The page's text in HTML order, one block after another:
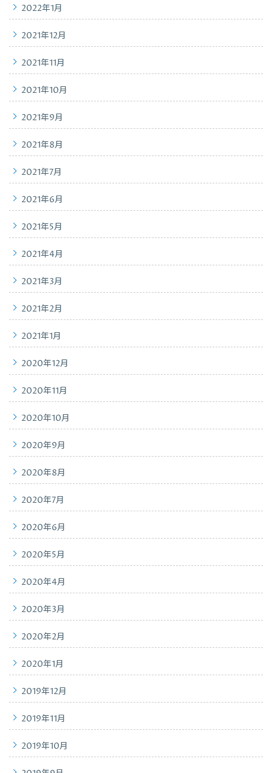
2022年1月
2021年12月
2021年11月
2021年10月
2021年9月
2021年8月
2021年7月
2021年6月
2021年5月
2021年4月
2021年3月
2021年2月
2021年1月
2020年12月
2020年11月
2020年10月
2020年9月
2020年8月
2020年7月
2020年6月
2020年5月
2020年4月
2020年3月
2020年2月
2020年1月
2019年12月
2019年11月
2019年10月